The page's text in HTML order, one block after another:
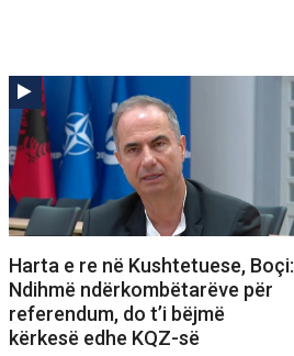
Harta e re në Kushtetuese, Boçi:
Ndihmë ndërkombëtarëve për
referendum, do t’i bëjmë
kërkesë edhe KQZ-së